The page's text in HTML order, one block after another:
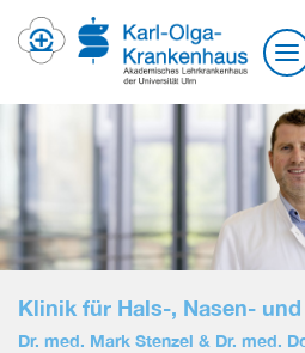
Klinik für Hals-, Nasen-
Dr. med. Mark Stenzel & Dr. med.